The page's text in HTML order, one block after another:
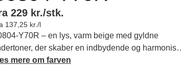
229 kr./stk.
137,25 kr./l
Y70R – en lys, varm beige med gyldne
der skaber en indbydende og harmonisk
i din indretning. Oplev, hvordan du tilfører
mere om farven